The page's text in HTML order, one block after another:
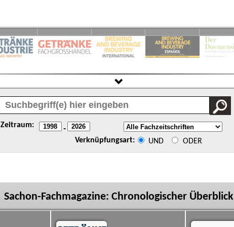
Zeitraum: -
Verknüpfungsart: UND ODER
Sachon-Fachmagazine: Chronologischer Überblick